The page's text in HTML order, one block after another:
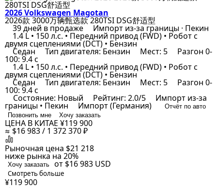
2026 Volkswagen Magotan
2026款 3000万辆甄选款 280TSI DSG舒适型
39 дней в продаже Импорт из-за границы · Пекин
1.4 L • 150 л.с. • Передний привод (FWD) • Робот с
двумя сцеплениями (DCT) • Бензин
Седан Тип двигателя: Бензин Мест: 5 Разгон 0-
100: 9.4 с
1.4 L • 150 л.с. • Передний привод (FWD) • Робот с
двумя сцеплениями (DCT) • Бензин
Седан Тип двигателя: Бензин Мест: 5 Разгон 0-
100: 9.4 с
Состояние: Новый Рейтинг: 2.0/5 Импорт из-за
границы • Пекин Импорт (Германия)
Отчёт по авто
Позвонить мне
Хочу заказать
ЦЕНА В КИТАЕ ¥119 900
≈ $16 983 / 1 372 370 ₽
Рыночная цена $21 218
ниже рынка на 20%
Хочу заказать от $16 983 USD
Смотреть больше
¥119 900